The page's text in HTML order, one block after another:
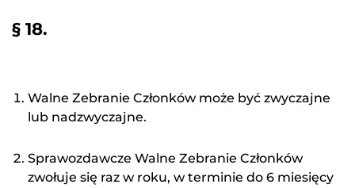
§ 18.
Walne Zebranie Członków może być zwyczajne
lub nadzwyczajne.
Sprawozdawcze Walne Zebranie Członków
zwołuje się raz w roku, w terminie do 6 miesięcy